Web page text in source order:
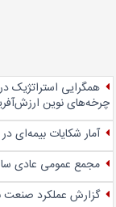
همگرایی استراتژیک در
چرخه‌های نوین
آمار شکایات بیمه‌ای در
مجمع عمومی عادی
گزارش عملکرد صنعت